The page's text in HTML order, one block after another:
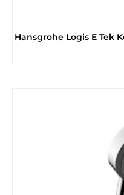
Hansgrohe Logis E Tek